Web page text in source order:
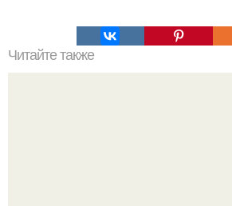
Читайте также